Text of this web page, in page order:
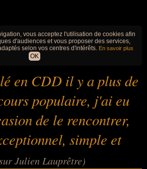
vous acceptez l'utilisation de cookies afin
d'audiences et vous proposer des services,
selon vos centres d'intérêts. En savoir plus
OK
en CDD il y a plus de
populaire, j'ai eu
de le rencontrer,
simple et
Julien Lauprêtre)